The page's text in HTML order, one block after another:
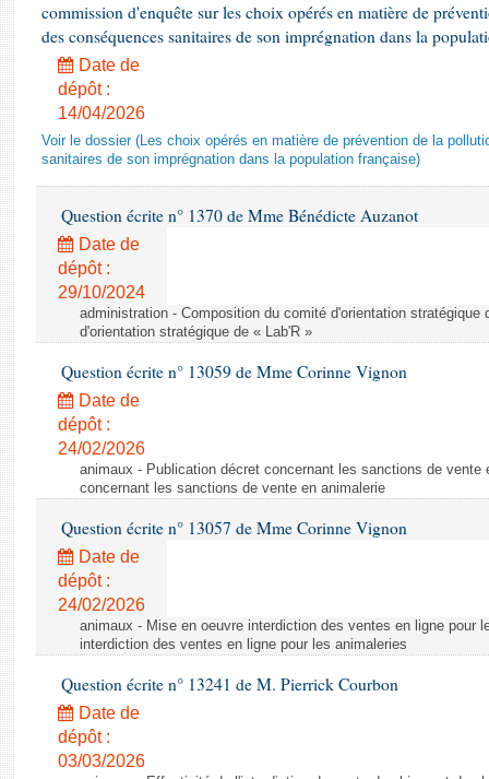
commission d'enquête sur les choix opérés en matière de
des conséquences sanitaires de son imprégnation dans la
Date de
dépôt :
14/04/2026
Voir le dossier (Les choix opérés en matière de prévention de la
sanitaires de son imprégnation dans la population française)
Question écrite n° 1370 de Mme Bénédicte Auzanot
Date de
dépôt :
29/10/2024
administration - Composition du comité d'orientation stratégique
d'orientation stratégique de « Lab'R »
Question écrite n° 13059 de Mme Corinne Vignon
Date de
dépôt :
24/02/2026
animaux - Publication décret concernant les sanctions de vente
concernant les sanctions de vente en animalerie
Question écrite n° 13057 de Mme Corinne Vignon
Date de
dépôt :
24/02/2026
animaux - Mise en oeuvre interdiction des ventes en ligne pour
interdiction des ventes en ligne pour les animaleries
Question écrite n° 13241 de M. Pierrick Courbon
Date de
dépôt :
03/03/2026